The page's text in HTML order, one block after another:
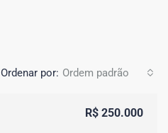
Ordenar por: Ordem padrão
R$ 250.000